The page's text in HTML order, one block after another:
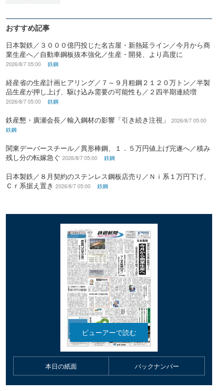
おすすめ記事
日本製鉄／３０００億円投じた名古屋・新熱延ライン／今月から商
業生産へ／自動車鋼板抜本強化／生産・開発、より高度に
2026/8/7 05:00 鉄鋼
経産省の生産計画ヒアリング／７～９月粗鋼２１２０万トン／半製
品生産が押し上げ、駆け込み需要の可能性も／２四半期連続増
2026/8/7 05:00 鉄鋼
鉄産懇・廣瀬会長／輸入鋼材の影響「引き続き注視」
2026/8/7 05:00
鉄鋼
関東デーバースチール／異形棒鋼、１．５万円値上げ完遂へ／積み
残し分の転嫁急ぐ 2026/8/7 05:00 鉄鋼
日本製鉄／８月契約のステンレス鋼板店売り／Ｎｉ系１万円下げ、
Ｃｒ系据え置き 2026/8/7 05:00 鉄鋼
本日の紙面 バックナンバー